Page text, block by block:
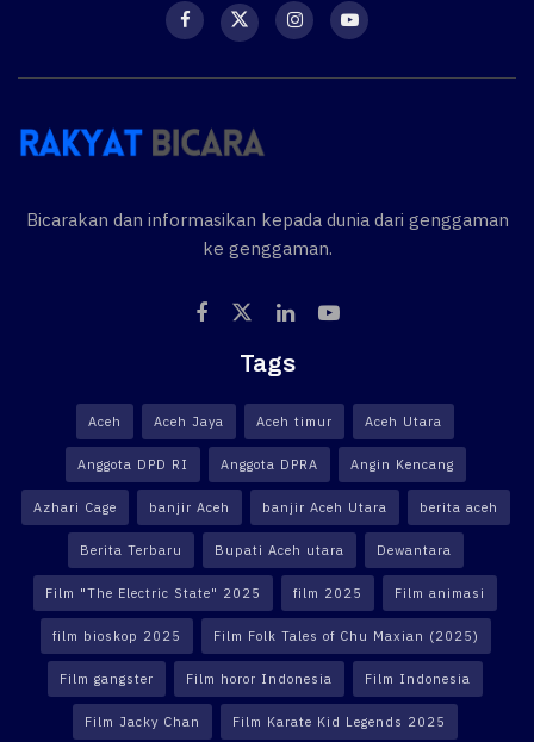
Bicarakan dan informasikan kepada dunia dari genggaman
ke genggaman.
Tags
Aceh Aceh Jaya Aceh timur Aceh Utara
Anggota DPD RI Anggota DPRA Angin Kencang
Azhari Cage banjir Aceh banjir Aceh Utara berita aceh
Berita Terbaru Bupati Aceh utara Dewantara
Film "The Electric State" 2025 film 2025 Film animasi
film bioskop 2025 Film Folk Tales of Chu Maxian (2025)
Film gangster Film horor Indonesia Film Indonesia
Film Jacky Chan Film Karate Kid Legends 2025